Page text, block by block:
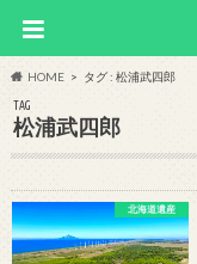
HOME タグ : 松浦武四郎
TAG
松浦武四郎
北海道遺産